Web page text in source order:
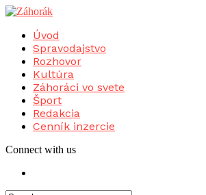
Úvod
Spravodajstvo
Rozhovor
Kultúra
Záhoráci vo svete
Šport
Redakcia
Cenník inzercie
Connect with us